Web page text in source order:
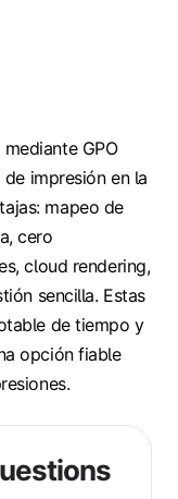
GPO
impresión en la
mapeo de
cero
cloud rendering,
sencilla. Estas
de tiempo y
opción fiable